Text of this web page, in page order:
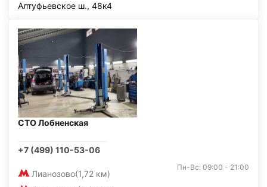
Алтуфьевское ш., 48к4
СТО Лобненская
+7 (499) 110-53-06
Лианозово(1,72 км)
Пн-Вс: 09:00 - 21:00